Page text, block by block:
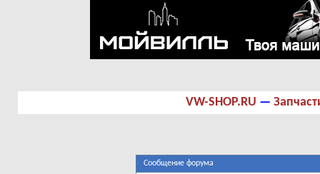
VW-SHOP.RU —
Сообщение форума